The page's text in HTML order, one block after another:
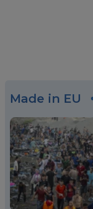
Made in EU